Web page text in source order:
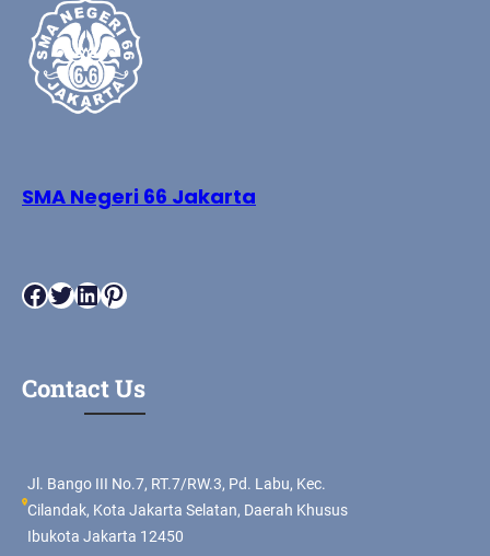
SMA Negeri 66 Jakarta
Facebook Twitter LinkedIn Pinterest
Contact Us
Jl. Bango III No.7, RT.7/RW.3, Pd. Labu, Kec.
Cilandak, Kota Jakarta Selatan, Daerah Khusus
Ibukota Jakarta 12450